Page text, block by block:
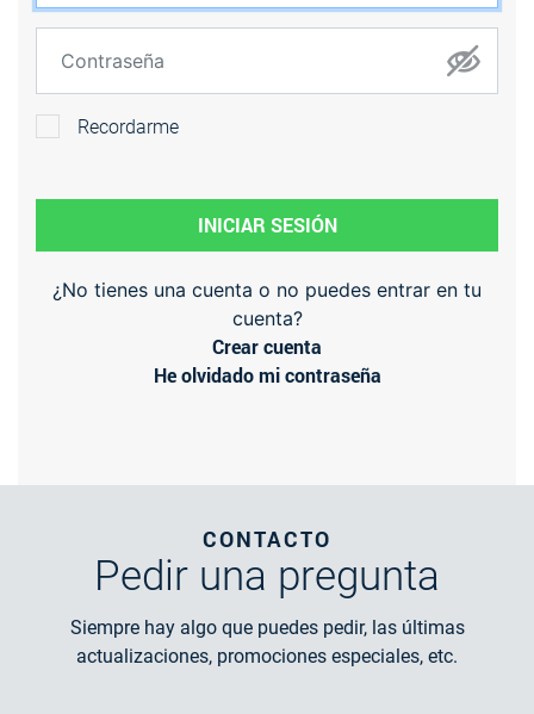
Recordarme
INICIAR SESIÓN
¿No tienes una cuenta o no puedes entrar en tu
cuenta?
Crear cuenta
He olvidado mi contraseña
CONTACTO
Pedir una pregunta
Siempre hay algo que puedes pedir, las últimas
actualizaciones, promociones especiales, etc.